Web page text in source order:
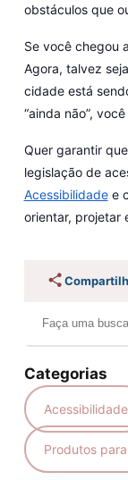
obstáculos que
Se você chegou
Agora, talvez
cidade está
“ainda não”,
Quer garantir
legislação de
Acessibilidadee
orientar, projetar
Categorias
Acessibilidade
Produtos